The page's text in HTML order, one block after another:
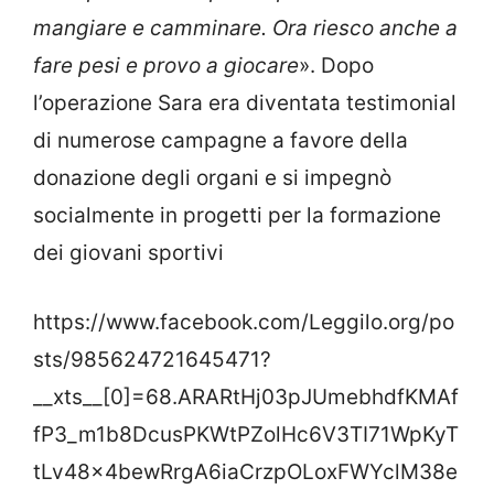
mangiare e camminare. Ora riesco anche a
fare pesi e provo a giocare». Dopo
l’operazione Sara era diventata testimonial
di numerose campagne a favore della
donazione degli organi e si impegnò
socialmente in progetti per la formazione
dei giovani sportivi
https://www.facebook.com/Leggilo.org/po
sts/985624721645471?
__xts__[0]=68.ARARtHj03pJUmebhdfKMAf
fP3_m1b8DcusPKWtPZolHc6V3TI71WpKyT
tLv48x4bewRrgA6iaCrzpOLoxFWYclM38e